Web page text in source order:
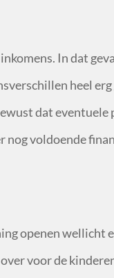
In dat
heel
dat
nog voldoende
openen wellicht
voor de